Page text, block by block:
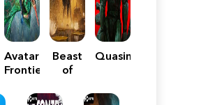
Avatar:
Frontiers
Pandora
Beast
of
Quasimorph